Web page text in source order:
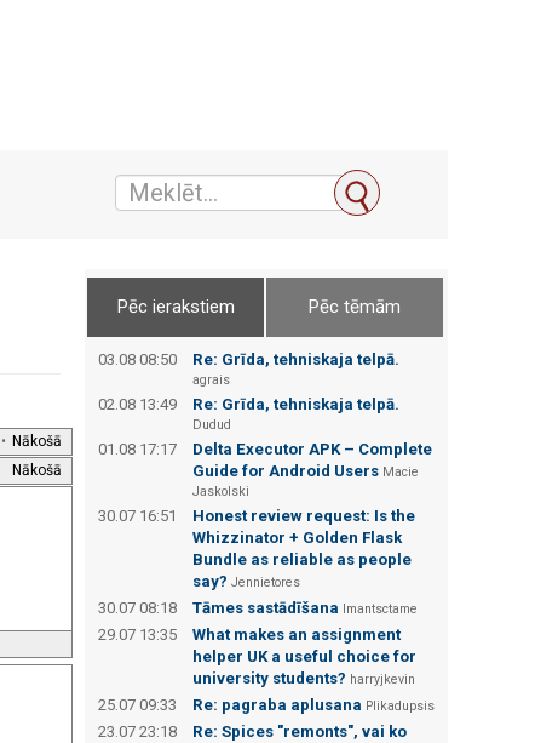
• Nākošā
Nākošā
Pēc ierakstiem Pēc tēmām
03.08 08:50 Re: Grīda, tehniskaja telpā.
agrais
02.08 13:49 Re: Grīda, tehniskaja telpā.
Dudud
01.08 17:17
Delta Executor APK – Complete
Guide for Android Users Macie
Jaskolski
30.07 16:51
Honest review request: Is the
Whizzinator + Golden Flask
Bundle as reliable as people
say? Jennietores
30.07 08:18 Tāmes sastādīšana Imantsctame
29.07 13:35
What makes an assignment
helper UK a useful choice for
university students? harryjkevin
25.07 09:33 Re: pagraba aplusana Plikadupsis
23.07 23:18
Re: Spices "remonts", vai ko